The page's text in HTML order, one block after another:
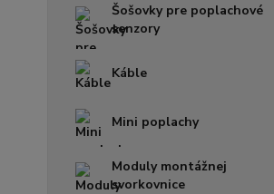
Šošovky pre poplachové
senzory
Káble
Mini poplachy
Moduly montážnej
svorkovnice